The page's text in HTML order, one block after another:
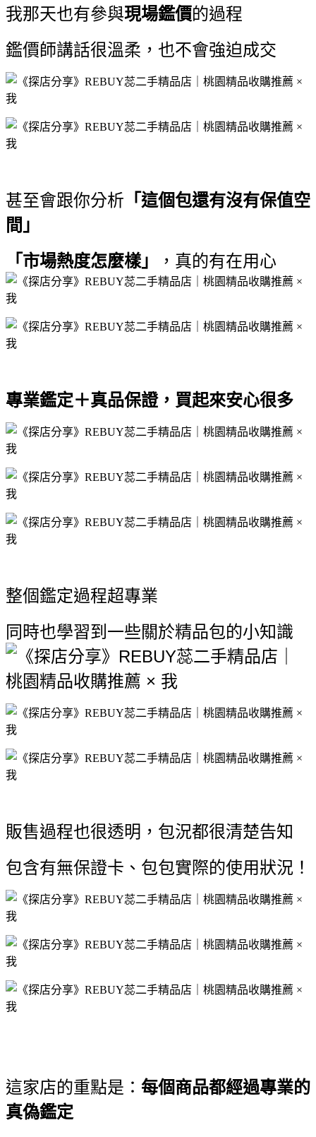
我那天也有參與現場鑑價的過程
鑑價師講話很溫柔， 也不會強迫成交
甚至會跟你分析 「這個包還有沒有保值空
間」
「市場熱度怎麼樣」
，真的有在用心
專業鑑定＋真品保證，買起來安心很多
整個鑑定過程超專業
同時也學習到一些關於精品包的小知識
販售過程也很透明，包況都很清楚告知
包含有無保證卡、包包實際的使用狀況！
這家店的重點是： 每個商品都經過專業的
真偽鑑定